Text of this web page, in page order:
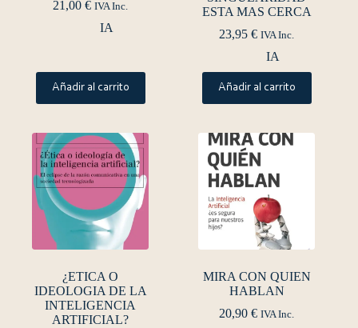
21,00€ IVA Inc.
IA
Añadir al carrito
ESTA MAS CERCA
23,95€ IVA Inc.
IA
Añadir al carrito
¿ETICA O
IDEOLOGIA DE LA
INTELIGENCIA
ARTIFICIAL?
MIRA CON QUIEN
HABLAN
20,90€ IVA Inc.